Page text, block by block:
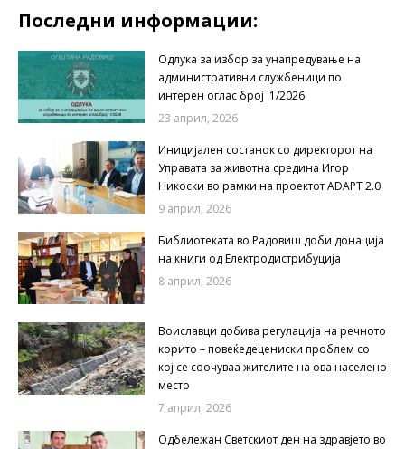
Последни информации:
Одлука за избор за унапредување на
административни службеници по
интерен оглас број 1/2026
23 април, 2026
Иницијален состанок со директорот на
Управата за животна средина Игор
Никоски во рамки на проектот ADAPT 2.0
9 април, 2026
Библиотеката во Радовиш доби донација
на книги од Електродистрибуција
8 април, 2026
Воиславци добива регулација на речното
корито – повеќедецениски проблем со
кој се соочуваа жителите на ова населено
место
7 април, 2026
Одбележан Светскиот ден на здравјето во